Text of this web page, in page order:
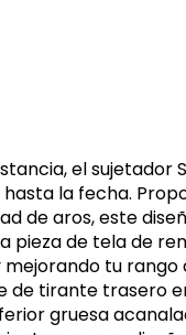
el sujetador
hasta la fecha.
de aros, este
pieza de tela de
tu
de tirante trasero
gruesa